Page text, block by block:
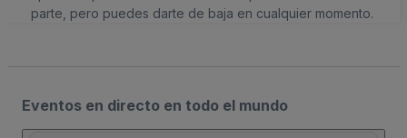
parte, pero puedes darte de baja en cualquier momento.
Eventos en directo en todo el mundo